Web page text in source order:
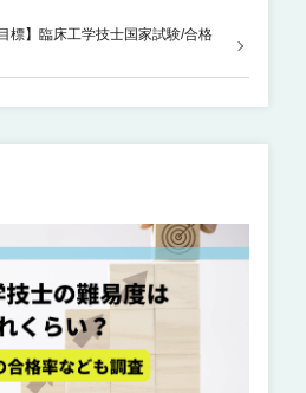
標】臨床工学技士国家試験/合格